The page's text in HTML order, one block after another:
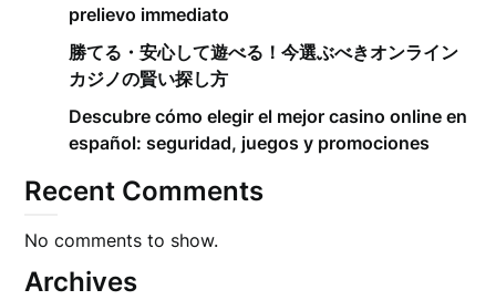
prelievo immediato
勝てる・安心して遊べる！今選ぶべきオンライン
カジノの賢い探し方
Descubre cómo elegir el mejor casino online en
español: seguridad, juegos y promociones
Recent Comments
No comments to show.
Archives